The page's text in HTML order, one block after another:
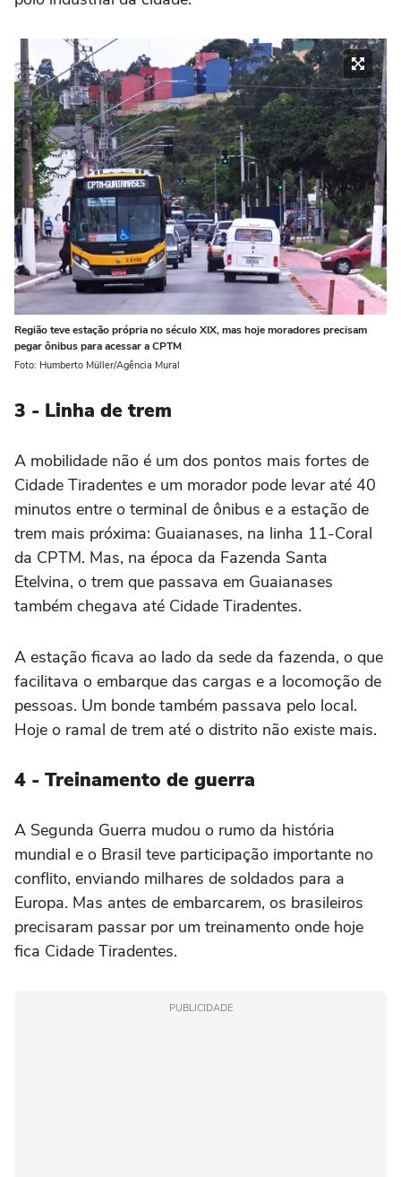
Região teve estação própria no século XIX, mas hoje moradores precisam
pegar ônibus para acessar a CPTM
Foto: Humberto Müller/Agência Mural
3 - Linha de trem
A mobilidade não é um dos pontos mais fortes de
Cidade Tiradentes e um morador pode levar até 40
minutos entre o terminal de ônibus e a estação de
trem mais próxima: Guaianases, na linha 11-Coral
da CPTM. Mas, na época da Fazenda Santa
Etelvina, o trem que passava em Guaianases
também chegava até Cidade Tiradentes.
A estação ficava ao lado da sede da fazenda, o que
facilitava o embarque das cargas e a locomoção de
pessoas. Um bonde também passava pelo local.
Hoje o ramal de trem até o distrito não existe mais.
4 - Treinamento de guerra
A Segunda Guerra mudou o rumo da história
mundial e o Brasil teve participação importante no
conflito, enviando milhares de soldados para a
Europa. Mas antes de embarcarem, os brasileiros
precisaram passar por um treinamento onde hoje
fica Cidade Tiradentes.
PUBLICIDADE